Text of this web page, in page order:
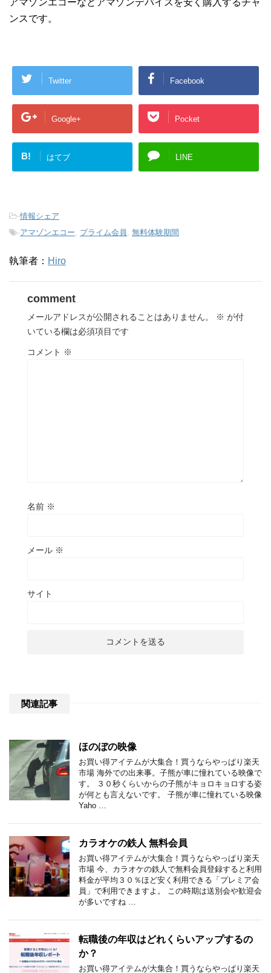
アマゾンエコーなどアマゾンデバイスを安く購入するチャ
ンスです。
Twitter Facebook
Google+ Pocket
B! はてブ LINE
-情報シェア
-アマゾンエコー, プライム会員 , 無料体験期間
執筆者： Hiro
comment
メールアドレスが公開されることはありません。 ※ が付
いている欄は必須項目です
コメント ※
名前 ※
メール ※
サイト
関連記事
ほのぼの映像
お買い得アイテムが大集合！買うならやっぱり楽天
市場 海外での出来事。子熊が車に憧れている映像で
す。 ３０秒くらいからの子熊がキョロキョロする姿
が何とも言えないです。 子熊が車に憧れている映像
Yaho …
カラオケの鉄人 無料会員
お買い得アイテムが大集合！買うならやっぱり楽天
市場 今、カラオケの鉄人で無料会員登録すると利用
料金が平均３０％ほど安く利用できる「プレミア会
員」で利用できますよ。 この時期は送別会や歓迎会
が多いですね …
転職後の年収はどれくらいアップするの
か？
お買い得アイテムが大集合！買うならやっぱり楽天